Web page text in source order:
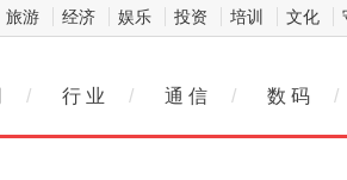
旅游 经济 娱乐 投资 培训 文化
/ 行 业 / 通 信 / 数 码 /